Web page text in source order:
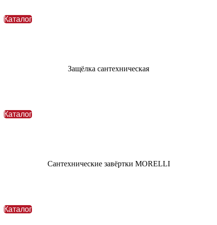
Каталог
Защёлка сантехническая
Каталог
Сантехнические завёртки MORELLI
Каталог